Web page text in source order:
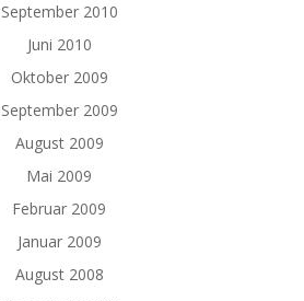
September 2010
Juni 2010
Oktober 2009
September 2009
August 2009
Mai 2009
Februar 2009
Januar 2009
August 2008